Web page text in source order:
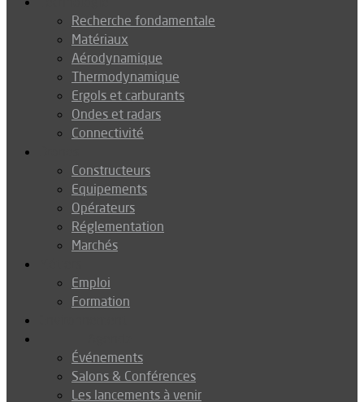
Recherche fondamentale
Matériaux
Aérodynamique
Thermodynamique
Ergols et carburants
Ondes et radars
Connectivité
Constructeurs
Equipements
Opérateurs
Réglementation
Marchés
Emploi
Formation
Événements
Salons & Conférences
Les lancements à venir